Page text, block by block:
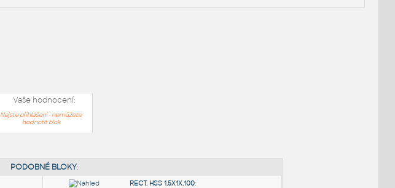
Vaše hodnocení:
Nejste přihlášeni - nemůžete
hodnotit blok